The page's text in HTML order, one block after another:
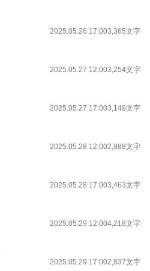
2025.05.26 17:003,365文字
2025.05.27 12:003,254文字
2025.05.27 17:003,149文字
2025.05.28 12:002,888文字
2025.05.28 17:003,463文字
2025.05.29 12:004,218文字
2025.05.29 17:002,837文字